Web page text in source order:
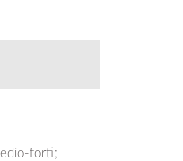
forti;